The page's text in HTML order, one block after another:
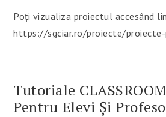
Poți vizualiza proiectul accesând
https://sgciar.ro/proiecte/
Tutoriale
Pentru Elevi Și